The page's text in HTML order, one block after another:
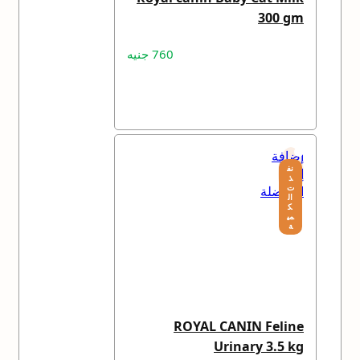
300 gm
760 جنيه
نف
ذ
ت
ال
ك
مي
ة
إضافة
إلى
المفضلة
ROYAL CANIN Feline
Urinary 3.5 kg